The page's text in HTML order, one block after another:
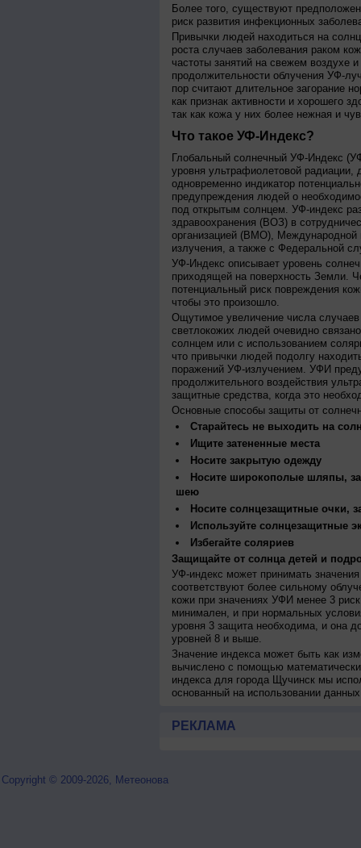
Более того, существуют
риск развития инфекционных
Привычки людей находиться на
роста случаев заболевания раком
частоты занятий на свежем воздухе
продолжительности облучения УФ-
пор считают длительное загорание
как признак активности и хорошего
так как кожа у них более нежная и
Что такое УФ-Индекс?
Глобальный солнечный УФ-Индекс
уровня ультрафиолетовой
одновременно индикатор
предупреждения людей о
под открытым солнцем. УФ-индекс
здравоохранения (ВОЗ) в
организацией (ВМО), Международной
излучения, а также с Федеральной
УФ-Индекс описывает уровень
приходящей на поверхность Земли.
потенциальный риск повреждения
чтобы это произошло.
Ощутимое увеличение числа
светлокожих людей очевидно
солнцем или с использованием
что привычки людей подолгу
поражений УФ-излучением. УФИ
продолжительного воздействия
защитные средства, когда это
Основные способы защиты от
Старайтесь не выходить на
Ищите затененные места
Носите закрытую одежду
Носите широкополые шляпы,
шею
Носите солнцезащитные очки,
Используйте солнцезащитные
Избегайте соляриев
Защищайте от солнца детей и
УФ-индекс может принимать
соответствуют более сильному
кожи при значениях УФИ менее 3
минимален, и при нормальных
уровня 3 защита необходима, и она
уровней 8 и выше.
Значение индекса может быть как
вычислено с помощью
индекса для города Щучинск мы
основанный на использовании
РЕКЛАМА
Copyright © 2009-2026, Метеонова